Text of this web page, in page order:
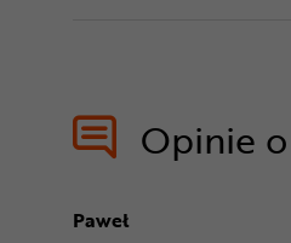
Opinie
Paweł